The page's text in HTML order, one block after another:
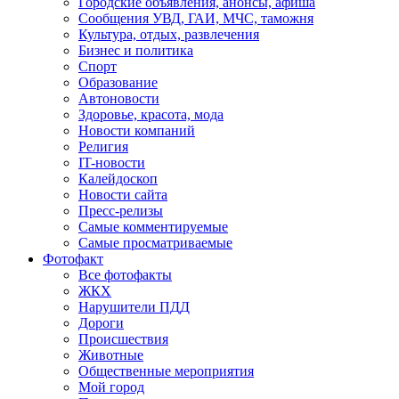
Сообщения УВД, ГАИ, МЧС, таможня
Культура, отдых, развлечения
Бизнес и политика
Спорт
Образование
Автоновости
Здоровье, красота, мода
Новости компаний
Религия
IT-новости
Калейдоскоп
Новости сайта
Пресс-релизы
Самые комментируемые
Самые просматриваемые
Фотофакт
Все фотофакты
ЖКХ
Нарушители ПДД
Дороги
Происшествия
Животные
Общественные мероприятия
Мой город